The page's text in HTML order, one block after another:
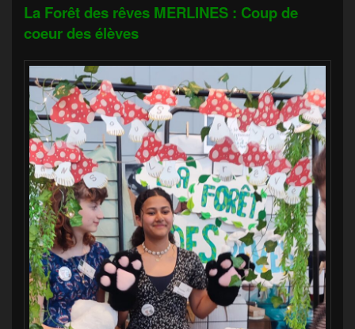
La Forêt des rêves MERLINES : Coup de
coeur des élèves